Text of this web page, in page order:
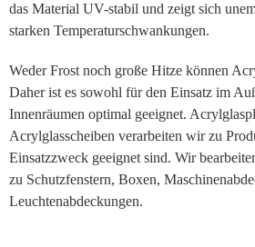
das Material UV-stabil und zeigt sich
starken Temperaturschwankungen.
Weder Frost noch große Hitze können
Daher ist es sowohl für den Einsatz im
Innenräumen optimal geeignet.
Acrylglasscheiben verarbeiten wir zu
Einsatzzweck geeignet sind. Wir
zu Schutzfenstern, Boxen,
Leuchtenabdeckungen.